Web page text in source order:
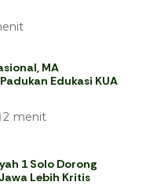
MA
Edukasi KUA
2 menit
1 Solo Dorong
Lebih Kritis